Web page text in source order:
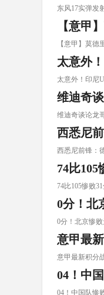
东风17实弹发
【意甲
【意甲】莫
太意外
太意外！印尼
维迪奇
维迪奇谈论龙
西悉尼
西悉尼前锋：
74比
74比105惨败
0分！北
0分！北京惨
意甲最
意甲最新积分
04！中
04！中国队惨